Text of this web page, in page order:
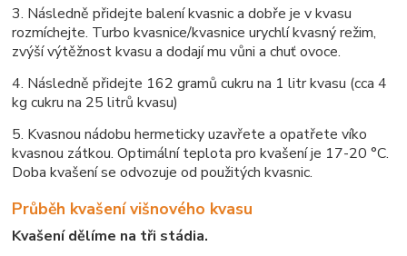
3. Následně přidejte balení kvasnic a dobře je v kvasu
rozmíchejte. Turbo kvasnice/kvasnice urychlí kvasný režim,
zvýší výtěžnost kvasu a dodají mu vůni a chuť ovoce.
4. Následně přidejte 162 gramů cukru na 1 litr kvasu (cca 4
kg cukru na 25 litrů kvasu)
5. Kvasnou nádobu hermeticky uzavřete a opatřete víko
kvasnou zátkou. Optimální teplota pro kvašení je 17-20 °C.
Doba kvašení se odvozuje od použitých kvasnic.
Průběh kvašení višnového kvasu
Kvašení dělíme na tři stádia.